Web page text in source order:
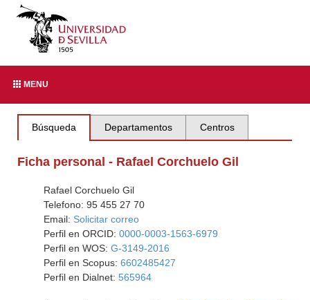
MENU
Búsqueda Departamentos Centros
Ficha personal - Rafael Corchuelo Gil
Rafael Corchuelo Gil
Telefono: 95 455 27 70
Email: Solicitar correo
Perfil en ORCID: 0000-0003-1563-6979
Perfil en WOS: G-3149-2016
Perfil en Scopus: 6602485427
Perfil en Dialnet: 565964